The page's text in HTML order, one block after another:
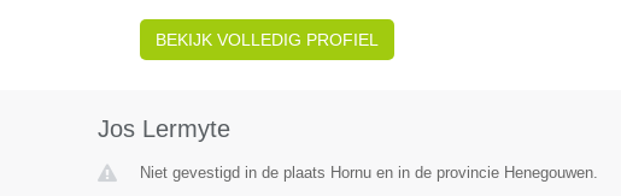
BEKIJK VOLLEDIG PROFIEL
Jos Lermyte
Niet gevestigd in de plaats Hornu en in de provincie Henegouwen.